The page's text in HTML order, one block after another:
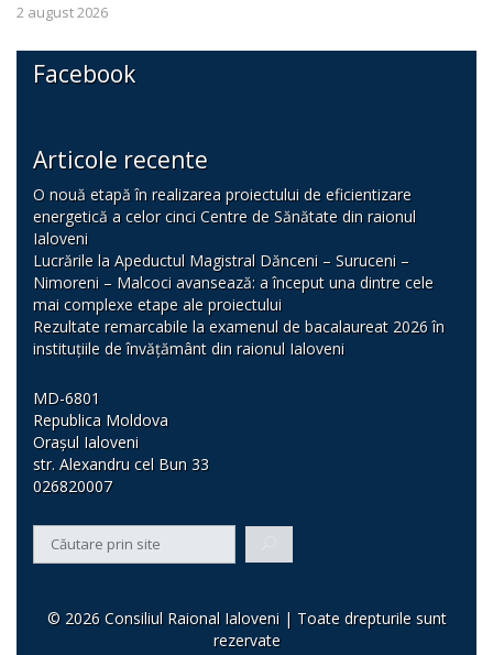
2 august 2026
Facebook
Articole recente
O nouă etapă în realizarea proiectului de eficientizare
energetică a celor cinci Centre de Sănătate din raionul
Ialoveni
Lucrările la Apeductul Magistral Dănceni – Suruceni –
Nimoreni – Malcoci avansează: a început una dintre cele
mai complexe etape ale proiectului
Rezultate remarcabile la examenul de bacalaureat 2026 în
instituțiile de învățământ din raionul Ialoveni
MD-6801
Republica Moldova
Orașul Ialoveni
str. Alexandru cel Bun 33
026820007
© 2026 Consiliul Raional Ialoveni | Toate drepturile sunt
rezervate